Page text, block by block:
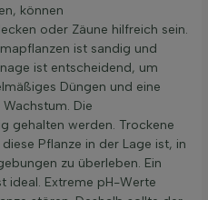
können
oder Zäune hilfreich sein.
ist sandig und
ist entscheidend, um
Düngen und eine
Die
gehalten werden. Trockene
Pflanze in der Lage ist, in
zu überleben. Ein
ideal. Extreme pH-Werte